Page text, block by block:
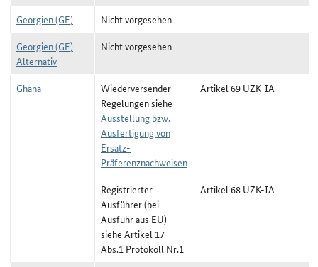
Georgien (GE)
Nicht vorgesehen
Georgien (GE)
Alternativ
Nicht vorgesehen
Ghana
Wiederversender -
Regelungen siehe
Ausstellung bzw.
Ausfertigung von
Ersatz-
Präferenznachweisen
Artikel 69 UZK-IA
Registrierter
Ausführer (bei
Ausfuhr aus EU) –
siehe Artikel 17
Abs.1 Protokoll Nr.1
Artikel 68 UZK-IA